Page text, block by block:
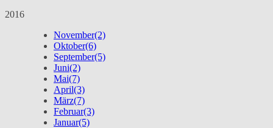
2016
November(2)
Oktober(6)
September(5)
Juni(2)
Mai(7)
April(3)
März(7)
Februar(3)
Januar(5)